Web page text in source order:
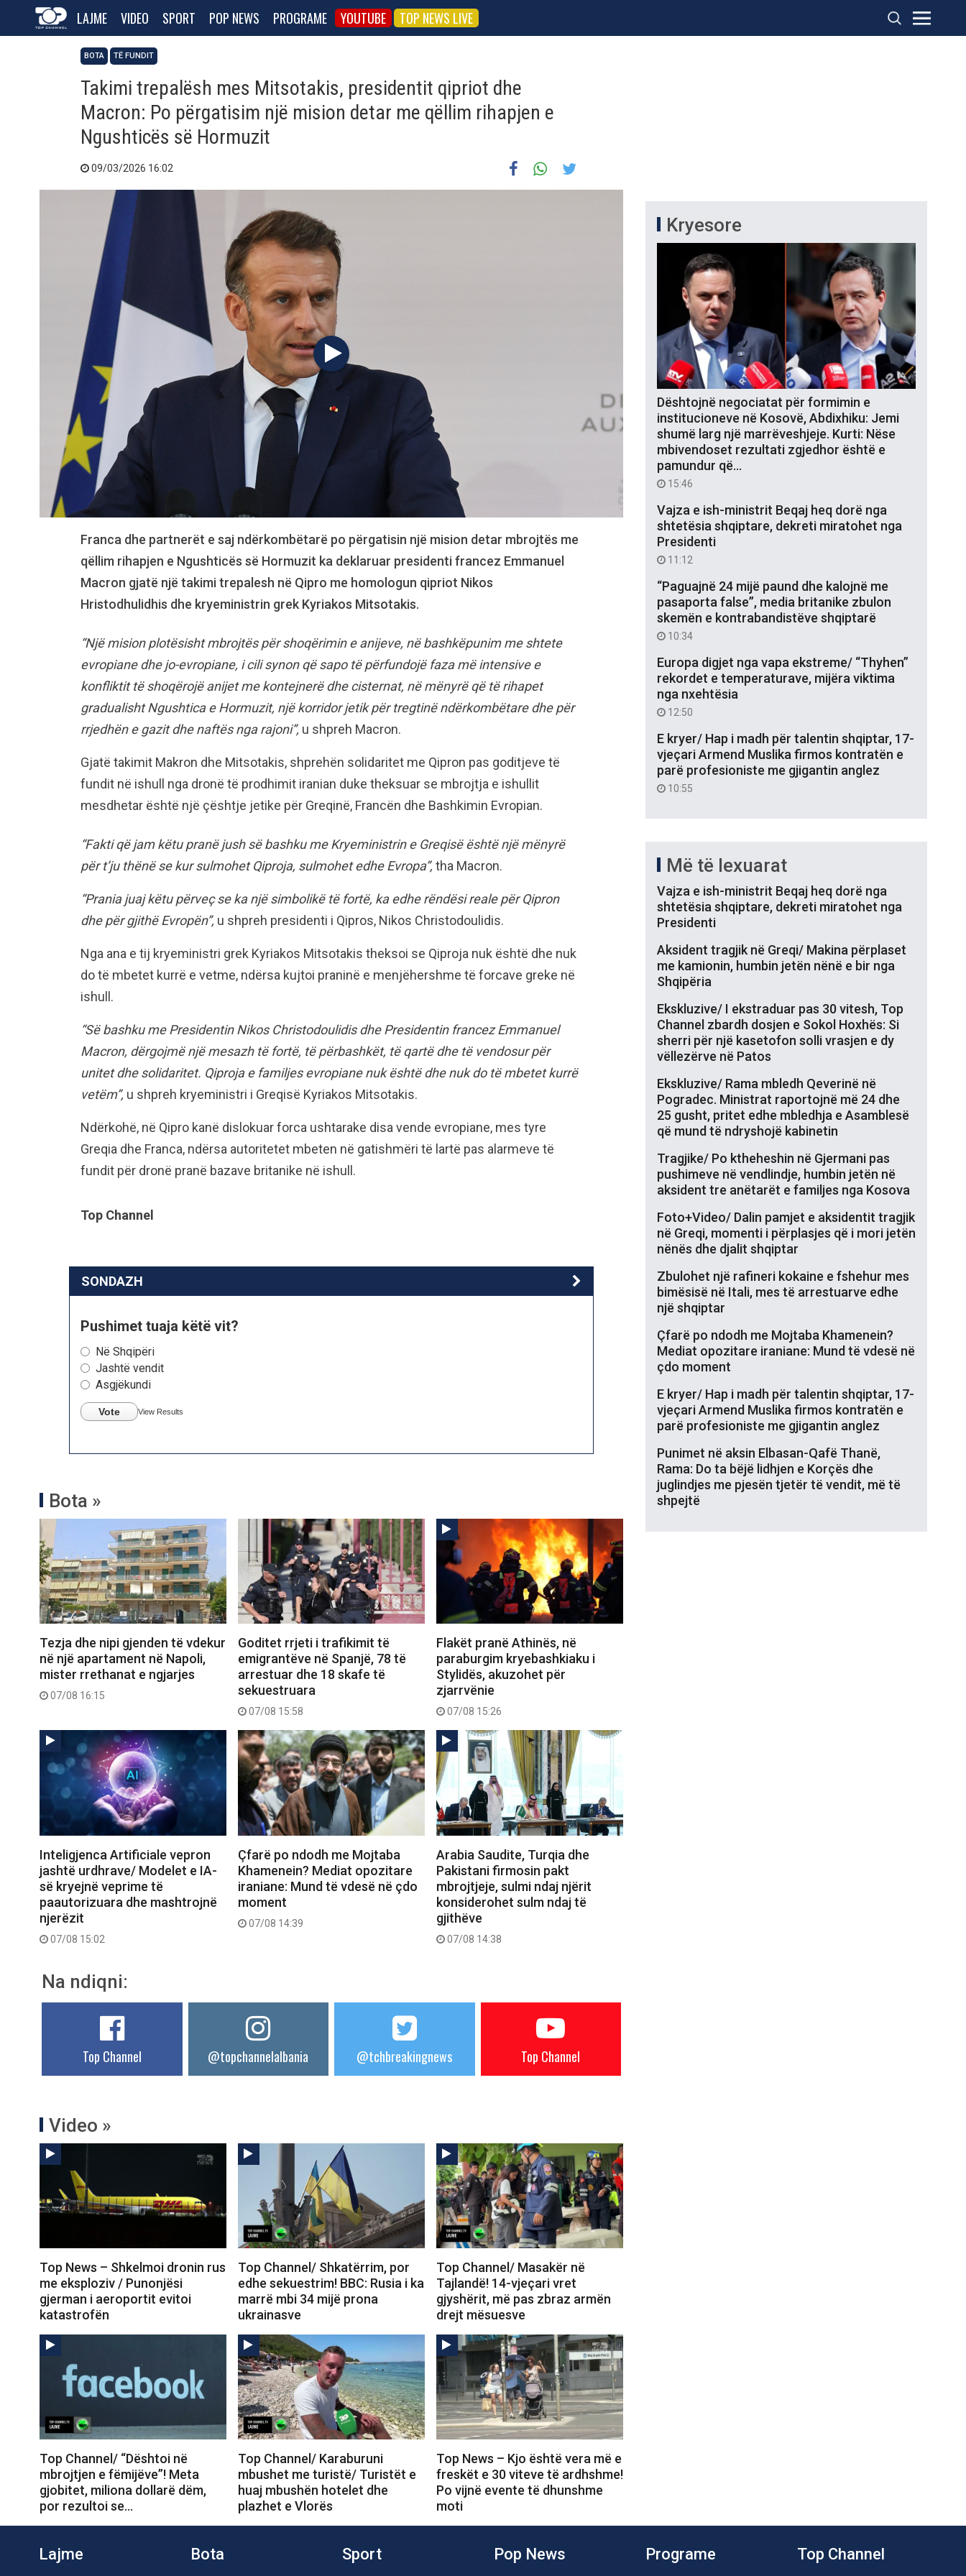
LAJME VIDEO SPORT POP NEWS PROGRAME YOUTUBE TOP NEWS LIVE
BOTA TË FUNDIT
Takimi trepalësh mes Mitsotakis, presidentit qipriot dhe
Macron: Po përgatisim një mision detar me qëllim rihapjen e
Ngushticës së Hormuzit
09/03/2026 16:02
Franca dhe partnerët e saj ndërkombëtarë po përgatisin një mision detar mbrojtës me
qëllim rihapjen e Ngushticës së Hormuzit ka deklaruar presidenti francez Emmanuel
Macron gjatë një takimi trepalesh në Qipro me homologun qipriot Nikos
Hristodhulidhis dhe kryeministrin grek Kyriakos Mitsotakis.
“Një mision plotësisht mbrojtës për shoqërimin e anijeve, në bashkëpunim me shtete
evropiane dhe jo-evropiane, i cili synon që sapo të përfundojë faza më intensive e
konfliktit të shoqërojë anijet me kontejnerë dhe cisternat, në mënyrë që të rihapet
gradualisht Ngushtica e Hormuzit, një korridor jetik për tregtinë ndërkombëtare dhe për
rrjedhën e gazit dhe naftës nga rajoni”, u shpreh Macron.
Gjatë takimit Makron dhe Mitsotakis, shprehën solidaritet me Qipron pas goditjeve të
fundit në ishull nga dronë të prodhimit iranian duke theksuar se mbrojtja e ishullit
mesdhetar është një çështje jetike për Greqinë, Francën dhe Bashkimin Evropian.
“Fakti që jam këtu pranë jush së bashku me Kryeministrin e Greqisë është një mënyrë
për t’ju thënë se kur sulmohet Qiproja, sulmohet edhe Evropa”, tha Macron.
“Prania juaj këtu përveç se ka një simbolikë të fortë, ka edhe rëndësi reale për Qipron
dhe për gjithë Evropën”, u shpreh presidenti i Qipros, Nikos Christodoulidis.
Nga ana e tij kryeministri grek Kyriakos Mitsotakis theksoi se Qiproja nuk është dhe nuk
do të mbetet kurrë e vetme, ndërsa kujtoi praninë e menjëhershme të forcave greke në
ishull.
“Së bashku me Presidentin Nikos Christodoulidis dhe Presidentin francez Emmanuel
Macron, dërgojmë një mesazh të fortë, të përbashkët, të qartë dhe të vendosur për
unitet dhe solidaritet. Qiproja e familjes evropiane nuk është dhe nuk do të mbetet kurrë
vetëm”, u shpreh kryeministri i Greqisë Kyriakos Mitsotakis.
Ndërkohë, në Qipro kanë dislokuar forca ushtarake disa vende evropiane, mes tyre
Greqia dhe Franca, ndërsa autoritetet mbeten në gatishmëri të lartë pas alarmeve të
fundit për dronë pranë bazave britanike në ishull.
Top Channel
SONDAZH
Pushimet tuaja këtë vit?
Në Shqipëri
Jashtë vendit
Asgjëkundi
Vote View Results
Bota »
Tezja dhe nipi gjenden të vdekur
në një apartament në Napoli,
mister rrethanat e ngjarjes
07/08 16:15
Goditet rrjeti i trafikimit të
emigrantëve në Spanjë, 78 të
arrestuar dhe 18 skafe të
sekuestruara
07/08 15:58
Flakët pranë Athinës, në
paraburgim kryebashkiaku i
Stylidës, akuzohet për
zjarrvënie
07/08 15:26
Inteligjenca Artificiale vepron
jashtë urdhrave/ Modelet e IA-
së kryejnë veprime të
paautorizuara dhe mashtrojnë
njerëzit
07/08 15:02
Çfarë po ndodh me Mojtaba
Khamenein? Mediat opozitare
iraniane: Mund të vdesë në çdo
moment
07/08 14:39
Arabia Saudite, Turqia dhe
Pakistani firmosin pakt
mbrojtjeje, sulmi ndaj njërit
konsiderohet sulm ndaj të
gjithëve
07/08 14:38
Na ndiqni:
Top Channel @topchannelalbania @tchbreakingnews Top Channel
Video »
Top News – Shkelmoi dronin rus
me eksploziv / Punonjësi
gjerman i aeroportit evitoi
katastrofën
Top Channel/ Shkatërrim, por
edhe sekuestrim! BBC: Rusia i ka
marrë mbi 34 mijë prona
ukrainasve
Top Channel/ Masakër në
Tajlandë! 14-vjeçari vret
gjyshërit, më pas zbraz armën
drejt mësuesve
Top Channel/ “Dështoi në
mbrojtjen e fëmijëve”! Meta
gjobitet, miliona dollarë dëm,
por rezultoi se…
Top Channel/ Karaburuni
mbushet me turistë/ Turistët e
huaj mbushën hotelet dhe
plazhet e Vlorës
Top News – Kjo është vera më e
freskët e 30 viteve të ardhshme!
Po vijnë evente të dhunshme
moti
Kryesore
Dështojnë negociatat për formimin e
institucioneve në Kosovë, Abdixhiku: Jemi
shumë larg një marrëveshjeje. Kurti: Nëse
mbivendoset rezultati zgjedhor është e
pamundur që…
15:46
Vajza e ish-ministrit Beqaj heq dorë nga
shtetësia shqiptare, dekreti miratohet nga
Presidenti
11:12
“Paguajnë 24 mijë paund dhe kalojnë me
pasaporta false”, media britanike zbulon
skemën e kontrabandistëve shqiptarë
10:34
Europa digjet nga vapa ekstreme/ “Thyhen”
rekordet e temperaturave, mijëra viktima
nga nxehtësia
12:50
E kryer/ Hap i madh për talentin shqiptar, 17-
vjeçari Armend Muslika firmos kontratën e
parë profesioniste me gjigantin anglez
10:55
Më të lexuarat
Vajza e ish-ministrit Beqaj heq dorë nga
shtetësia shqiptare, dekreti miratohet nga
Presidenti
Aksident tragjik në Greqi/ Makina përplaset
me kamionin, humbin jetën nënë e bir nga
Shqipëria
Ekskluzive/ I ekstraduar pas 30 vitesh, Top
Channel zbardh dosjen e Sokol Hoxhës: Si
sherri për një kasetofon solli vrasjen e dy
vëllezërve në Patos
Ekskluzive/ Rama mbledh Qeverinë në
Pogradec. Ministrat raportojnë më 24 dhe
25 gusht, pritet edhe mbledhja e Asamblesë
që mund të ndryshojë kabinetin
Tragjike/ Po ktheheshin në Gjermani pas
pushimeve në vendlindje, humbin jetën në
aksident tre anëtarët e familjes nga Kosova
Foto+Video/ Dalin pamjet e aksidentit tragjik
në Greqi, momenti i përplasjes që i mori jetën
nënës dhe djalit shqiptar
Zbulohet një rafineri kokaine e fshehur mes
bimësisë në Itali, mes të arrestuarve edhe
një shqiptar
Çfarë po ndodh me Mojtaba Khamenein?
Mediat opozitare iraniane: Mund të vdesë në
çdo moment
E kryer/ Hap i madh për talentin shqiptar, 17-
vjeçari Armend Muslika firmos kontratën e
parë profesioniste me gjigantin anglez
Punimet në aksin Elbasan-Qafë Thanë,
Rama: Do ta bëjë lidhjen e Korçës dhe
juglindjes me pjesën tjetër të vendit, më të
shpejtë
Lajme Bota Sport Pop News Programe Top Channel